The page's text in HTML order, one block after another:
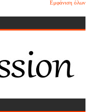
Εμφάνιση όλων